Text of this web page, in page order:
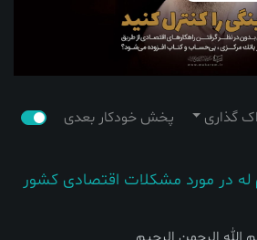
Video
گذاری پخش خودکار بعدی
له در مورد مشکلات اقتصادی کشور